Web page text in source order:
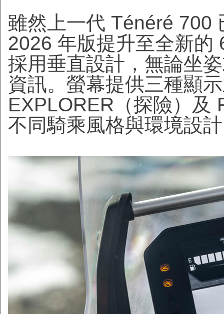
雖然上一代 Ténéré 700
2026 年版提升至全新的
採用垂直設計，無論坐
資訊。螢幕提供三種顯
EXPLORER（探險）及
不同騎乘風格與環境設